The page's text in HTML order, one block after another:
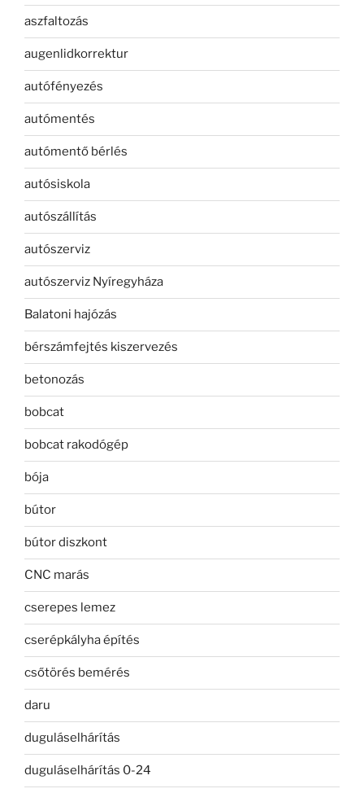
aszfaltozás
augenlidkorrektur
autófényezés
autómentés
autómentő bérlés
autósiskola
autószállítás
autószerviz
autószerviz Nyíregyháza
Balatoni hajózás
bérszámfejtés kiszervezés
betonozás
bobcat
bobcat rakodógép
bója
bútor
bútor diszkont
CNC marás
cserepes lemez
cserépkályha építés
csőtörés bemérés
daru
duguláselhárítás
duguláselhárítás 0-24